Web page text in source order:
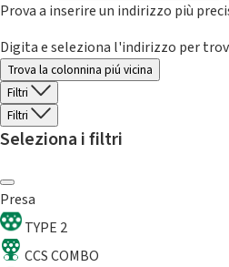
Prova a inserire un indirizzo più
Digita e seleziona l'indirizzo per
Trova la colonnina piú vicina
Filtri
Filtri
Seleziona i filtri
Presa
TYPE 2
CCS COMBO